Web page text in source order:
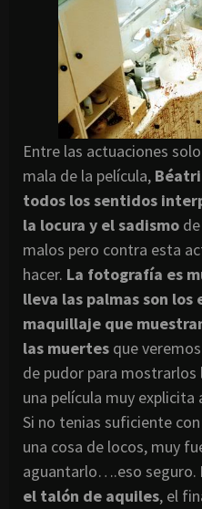
Entre las actuaciones
mala de la película,
todos los sentidos
la locura y el sadismo
malos pero contra esta
hacer. La fotografía es
lleva las palmas son
maquillaje que
las muertes que
de pudor para mostrarlos
una película muy explicita
Si no tenias suficiente
una cosa de locos, muy
aguantarlo….eso seguro.
el talón de aquiles, el